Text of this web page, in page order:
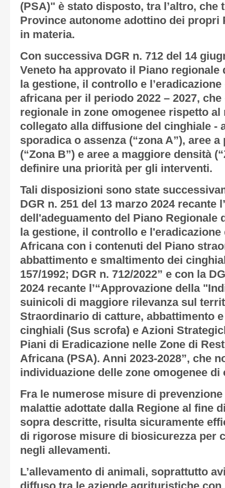
(PSA)" è stato disposto, tra l’altro, che
Province autonome adottino dei propri
in materia.
Con successiva DGR n. 712 del 14
Veneto ha approvato il Piano
la gestione, il controllo e
africana per il periodo 2022 – 2027,
regionale in zone omogenee rispetto
collegato alla diffusione del cinghiale -
sporadica o assenza (“zona A”), aree
(“Zona B”) e aree a maggiore densità
definire una priorità per gli interventi.
Tali disposizioni sono state
DGR n. 251 del 13 marzo 2024 recante
dell'adeguamento del Piano Regionale
la gestione, il controllo e l'eradicazione
Africana con i contenuti del Piano
abbattimento e smaltimento dei
157/1992; DGR n. 712/2022” e con la
2024 recante l’“Approvazione della
suinicoli di maggiore rilevanza sul
Straordinario di catture, abbattimento
cinghiali (Sus scrofa) e Azioni
Piani di Eradicazione nelle Zone di
Africana (PSA). Anni 2023-2028”, che
individuazione delle zone omogenee di
Fra le numerose misure di
malattie adottate dalla Regione al fine
sopra descritte, risulta sicuramente
di rigorose misure di biosicurezza per
negli allevamenti.
L’allevamento di animali, soprattutto